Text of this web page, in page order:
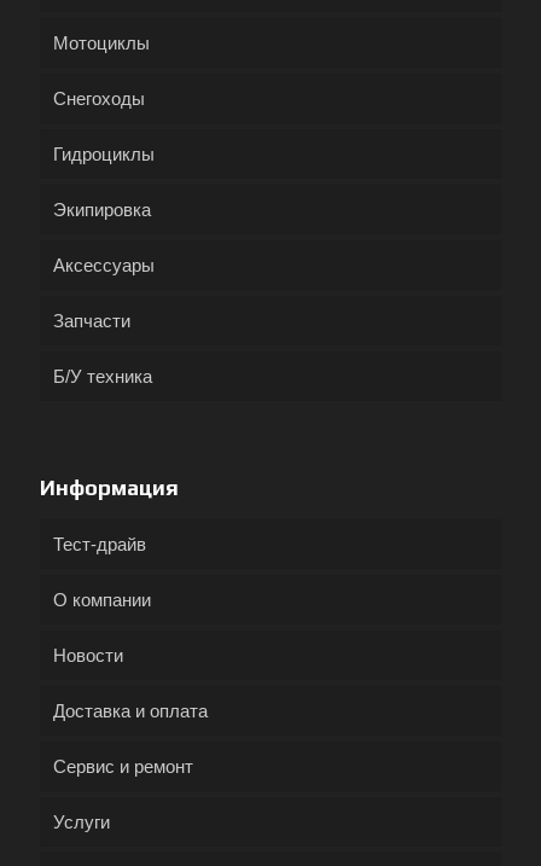
Мотоциклы
Снегоходы
Гидроциклы
Экипировка
Аксессуары
Запчасти
Б/У техника
Информация
Тест-драйв
О компании
Новости
Доставка и оплата
Сервис и ремонт
Услуги